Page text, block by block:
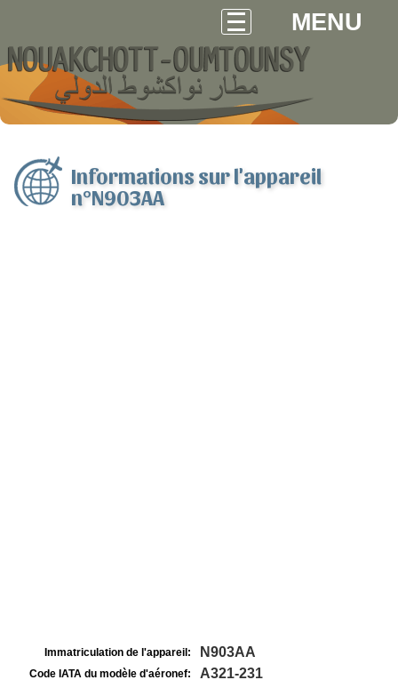
MENU
Informations sur l'appareil
n°N903AA
Immatriculation de l'appareil: N903AA
Code IATA du modèle d'aéronef: A321-231